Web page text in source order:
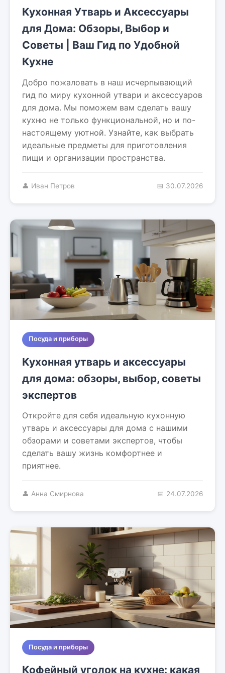
Кухонная Утварь и Аксессуары
для Дома: Обзоры, Выбор и
Советы | Ваш Гид по Удобной
Кухне
Добро пожаловать в наш исчерпывающий
гид по миру кухонной утвари и аксессуаров
для дома. Мы поможем вам сделать вашу
кухню не только функциональной, но и по-
настоящему уютной. Узнайте, как выбрать
идеальные предметы для приготовления
пищи и организации пространства.
👤 Иван Петров 📅 30.07.2026
Посуда и приборы
Кухонная утварь и аксессуары
для дома: обзоры, выбор, советы
экспертов
Откройте для себя идеальную кухонную
утварь и аксессуары для дома с нашими
обзорами и советами экспертов, чтобы
сделать вашу жизнь комфортнее и
приятнее.
👤 Анна Смирнова 📅 24.07.2026
Посуда и приборы
Кофейный уголок на кухне: какая